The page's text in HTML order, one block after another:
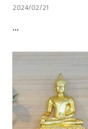
2024/02/21
…